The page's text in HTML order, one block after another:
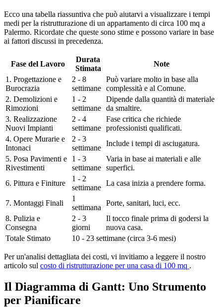
Ecco una tabella riassuntiva che può aiutarvi a visualizzare i tempi
medi per la ristrutturazione di un appartamento di circa 100 mq a
Palermo. Ricordate che queste sono stime e possono variare in base
ai fattori discussi in precedenza.
Fase del Lavoro
Durata
Stimata
Note
1. Progettazione e
Burocrazia
2 - 8
settimane
Può variare molto in base alla
complessità e al Comune.
2. Demolizioni e
Rimozioni
1 - 2
settimane
Dipende dalla quantità di materiale
da smaltire.
3. Realizzazione
Nuovi Impianti
2 - 4
settimane
Fase critica che richiede
professionisti qualificati.
4. Opere Murarie e
Intonaci
2 - 3
settimane
Include i tempi di asciugatura.
5. Posa Pavimenti e
Rivestimenti
1 - 3
settimane
Varia in base ai materiali e alle
superfici.
6. Pittura e Finiture
1 - 2
settimane
La casa inizia a prendere forma.
7. Montaggi Finali
1
settimana
Porte, sanitari, luci, ecc.
8. Pulizia e
Consegna
2 - 3
giorni
Il tocco finale prima di godersi la
nuova casa.
Totale Stimato
10 - 23 settimane (circa 3-6 mesi)
Per un'analisi dettagliata dei costi, vi invitiamo a leggere il nostro
articolo sul costo di ristrutturazione per una casa di 100 mq .
Il Diagramma di Gantt: Uno Strumento
per Pianificare